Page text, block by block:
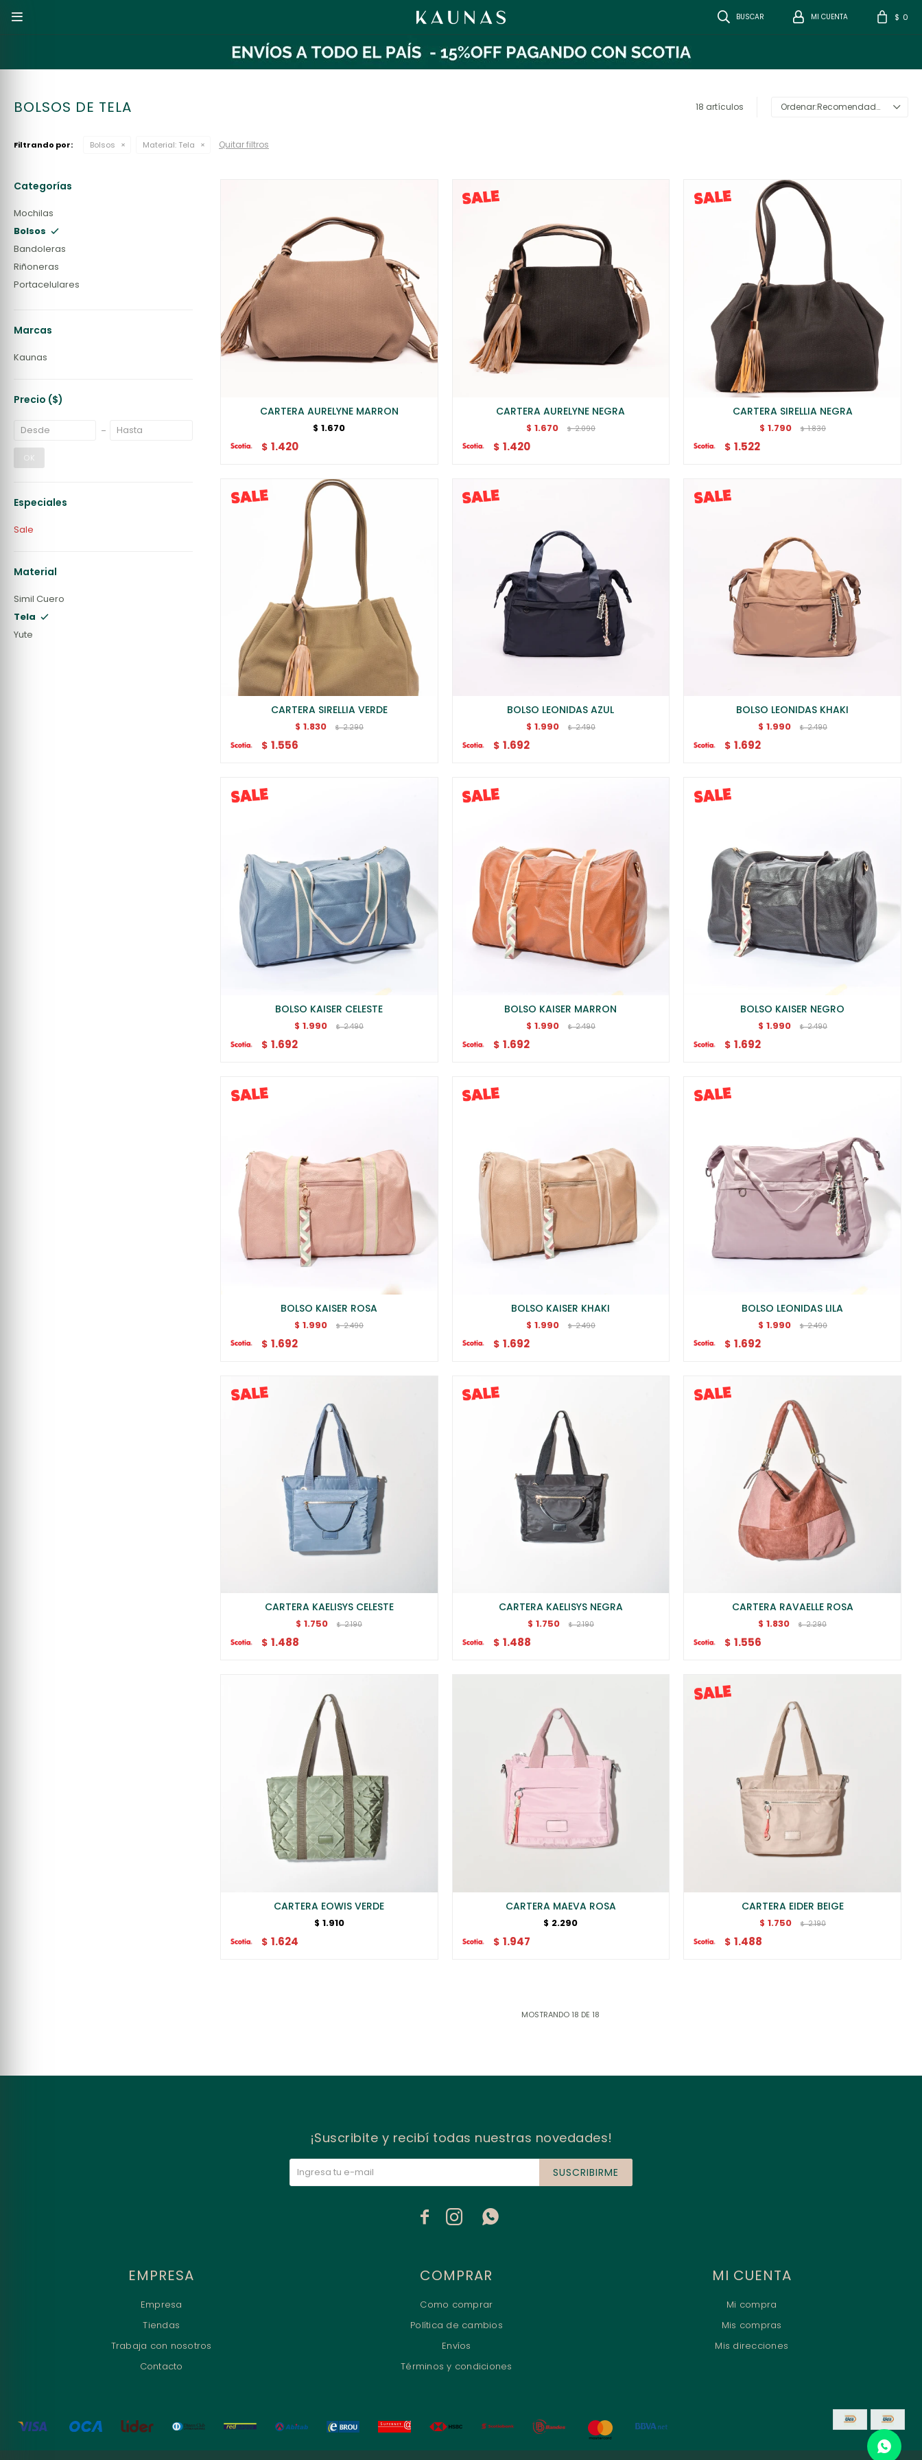
$ 0

BOLSOS DE TELA 18 artículos Recomendados
Filtrando por: Bolsos Material: Tela Quitar filtros
CARTERA AURELYNE MARRON
$ 1.670
$ 1.420
CARTERA AURELYNE NEGRA
$ 1.670 $ 2.090
$ 1.420
CARTERA SIRELLIA NEGRA
$ 1.790 $ 1.830
$ 1.522
CARTERA SIRELLIA VERDE
$ 1.830 $ 2.290
$ 1.556
BOLSO LEONIDAS AZUL
$ 1.990 $ 2.490
$ 1.692
BOLSO LEONIDAS KHAKI
$ 1.990 $ 2.490
$ 1.692
BOLSO KAISER CELESTE
$ 1.990 $ 2.490
$ 1.692
BOLSO KAISER MARRON
$ 1.990 $ 2.490
$ 1.692
BOLSO KAISER NEGRO
$ 1.990 $ 2.490
$ 1.692
BOLSO KAISER ROSA
$ 1.990 $ 2.490
$ 1.692
BOLSO KAISER KHAKI
$ 1.990 $ 2.490
$ 1.692
BOLSO LEONIDAS LILA
$ 1.990 $ 2.490
$ 1.692
CARTERA KAELISYS CELESTE
$ 1.750 $ 2.190
$ 1.488
CARTERA KAELISYS NEGRA
$ 1.750 $ 2.190
$ 1.488
CARTERA RAVAELLE ROSA
$ 1.830 $ 2.290
$ 1.556
CARTERA EOWIS VERDE
$ 1.910
$ 1.624
CARTERA MAEVA ROSA
$ 2.290
$ 1.947
CARTERA EIDER BEIGE
$ 1.750 $ 2.190
$ 1.488
MOSTRANDO 18 DE 18
Categorías
Mochilas
Bolsos
Bandoleras
Riñoneras
Portacelulares
Marcas
Kaunas
Precio ($)
OK
Especiales
Sale
Material
Simil Cuero
Tela
Yute
EMPRESA
Empresa
Tiendas
Trabaja con nosotros
Contacto
COMPRAR
Como comprar
Política de cambios
Envíos
Términos y condiciones
MI CUENTA
Mi compra
Mis compras
Mis direcciones
¡Suscribite y recibí todas nuestras novedades!
SUSCRIBIRME
  